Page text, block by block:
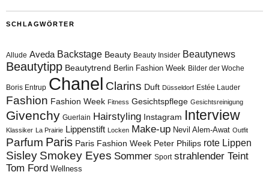
SCHLAGWÖRTER
Allude Aveda Backstage Beauty Beauty Insider Beautynews
Beautytipp Beautytrend Berlin Fashion Week Bilder der Woche
Boris Entrup Chanel Clarins Duft Düsseldorf Estée Lauder
Fashion Fashion Week Fitness Gesichtspflege Gesichtsreinigung
Givenchy Guerlain Hairstyling Instagram Interview
Klassiker La Prairie Lippenstift Locken Make-up Nevil Alem-Awat Outfit
Parfum Paris Paris Fashion Week Peter Philips rote Lippen
Sisley Smokey Eyes Sommer Sport strahlender Teint
Tom Ford Wellness